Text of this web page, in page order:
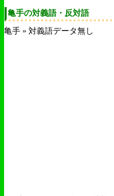
亀手の対義語・反対語
亀手 » 対義語データ無し